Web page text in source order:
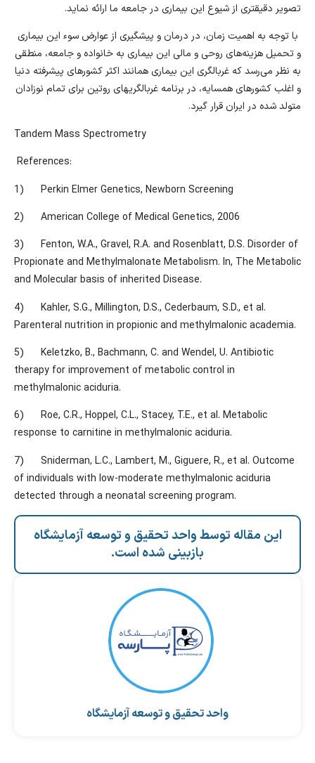
تصویر دقیقتری از شیوع این بیماری در جامعه ما ارائه نماید.
با توجه به اهمیت زمان، در درمان و پیشگیری از عوارض سوء این بیماری
و تحمیل هزینه‌های روحی و مالی این بیماری به خانواده و جامعه، منطقی
به نظر می‌رسد که غربالگری این بیماری همانند اکثر کشورهای پیشرفته دنیا
و اغلب کشورهای همسایه، در برنامه غربالگریهای روتین برای تمام نوزادان
متولد شده در ایران قرار گیرد.
Tandem Mass Spectrometry
References:
1) Perkin Elmer Genetics, Newborn Screening
2) American College of Medical Genetics, 2006
3) Fenton, W.A., Gravel, R.A. and Rosenblatt, D.S. Disorder of
Propionate and Methylmalonate Metabolism. In, The Metabolic
and Molecular basis of inherited Disease.
4) Kahler, S.G., Millington, D.S., Cederbaum, S.D., et al.
Parenteral nutrition in propionic and methylmalonic academia.
5) Keletzko, B., Bachmann, C. and Wendel, U. Antibiotic
therapy for improvement of metabolic control in
methylmalonic aciduria.
6) Roe, C.R., Hoppel, C.L., Stacey, T.E., et al. Metabolic
response to carnitine in methylmalonic aciduria.
7) Sniderman, L.C., Lambert, M., Giguere, R., et al. Outcome
of individuals with low-moderate methylmalonic aciduria
detected through a neonatal screening program.
این مقاله توسط واحد تحقیق و توسعه آزمایشگاه
بازبینی شده است.
واحد تحقیق و توسعه آزمایشگاه